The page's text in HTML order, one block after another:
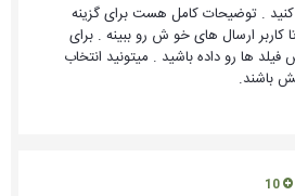
. توضیحات کامل هست برای گزینه
کاربر ارسال های خو ش رو ببینه . برای
ها رو داده باشید . میتونید انتخاب
باشند.